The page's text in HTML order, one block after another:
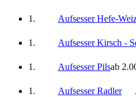
Aufsesser Hefe-
Aufsesser Kirsch -
Aufsesser Pilsab
Aufsesser Radler